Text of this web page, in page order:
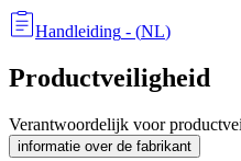
Handleiding - (NL)
Productveiligheid
Verantwoordelijk voor
informatie over de fabrikant